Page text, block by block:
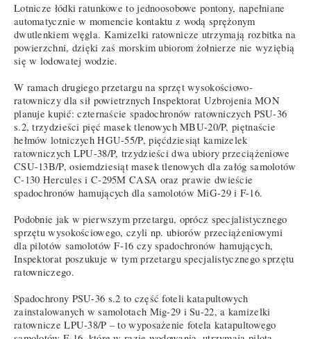
Lotnicze łódki ratunkowe to jednoosobowe pontony, napełniane
automatycznie w momencie kontaktu z wodą sprężonym
dwutlenkiem węgla. Kamizelki ratownicze utrzymają rozbitka na
powierzchni, dzięki zaś morskim ubiorom żołnierze nie wyziębią
się w lodowatej wodzie.
W ramach drugiego przetargu na sprzęt wysokościowo-
ratowniczy dla sił powietrznych Inspektorat Uzbrojenia MON
planuje kupić: czternaście spadochronów ratowniczych PSU-36
s.2, trzydzieści pięć masek tlenowych MBU-20/P, piętnaście
hełmów lotniczych HGU-55/P, pięćdziesiąt kamizelek
ratowniczych LPU-38/P, trzydzieści dwa ubiory przeciążeniowe
CSU-13B/P, osiemdziesiąt masek tlenowych dla załóg samolotów
C-130 Hercules i C-295M CASA oraz prawie dwieście
spadochronów hamujących dla samolotów MiG-29 i F-16.
Podobnie jak w pierwszym przetargu, oprócz specjalistycznego
sprzętu wysokościowego, czyli np. ubiorów przeciążeniowymi
dla pilotów samolotów F-16 czy spadochronów hamujących,
Inspektorat poszukuje w tym przetargu specjalistycznego sprzętu
ratowniczego.
Spadochrony PSU-36 s.2 to część foteli katapultowych
zainstalowanych w samolotach Mig-29 i Su-22, a kamizelki
ratownicze LPU-38/P – to wyposażenie fotela katapultowego